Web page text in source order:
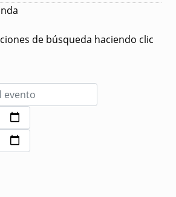
de búsqueda haciendo clic